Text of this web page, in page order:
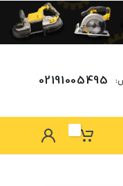
02191005495